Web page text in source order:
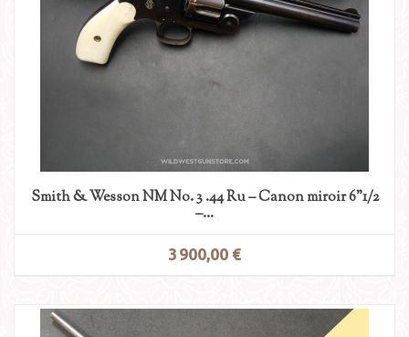
Smith & Wesson NM No. 3 .44 Ru – Canon miroir 6"1/2
–...
3 900,00 €